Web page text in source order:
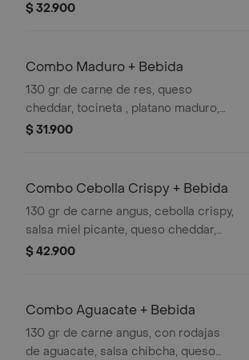
bebida
$ 32.900
Combo Maduro + Bebida
130 gr de carne de res, queso
cheddar, tocineta , platano maduro,
papas, salsa de la casa y bebida.
$ 31.900
Combo Cebolla Crispy + Bebida
130 gr de carne angus, cebolla crispy,
salsa miel picante, queso cheddar,
lechuga, tocineta y salsa de la casa
$ 42.900
Combo Aguacate + Bebida
130 gr de carne angus, con rodajas
de aguacate, salsa chibcha, queso